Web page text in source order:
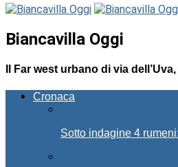
Biancavilla Oggi
Il Far west urbano di via
Cronaca
Sotto indagine 4